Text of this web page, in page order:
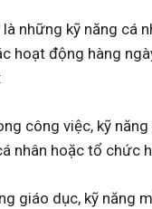
những kỹ năng cá
hoạt động hàng
công việc, kỹ
nhân hoặc tổ chức
giáo dục, kỹ năng